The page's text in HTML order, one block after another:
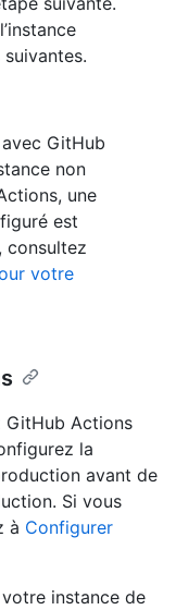
GitHub
non
une
est
consultez
votre
GitHub Actions
la
avant de
Si vous
à Configurer
instance de